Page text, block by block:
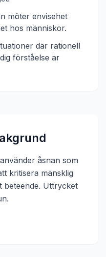
möter envisehet
hos människor.
där rationell
förståelse är
åsnan som
kritisera mänsklig
beteende. Uttrycket
.